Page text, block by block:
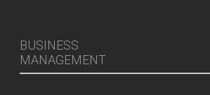
BUSINESS
MANAGEMENT